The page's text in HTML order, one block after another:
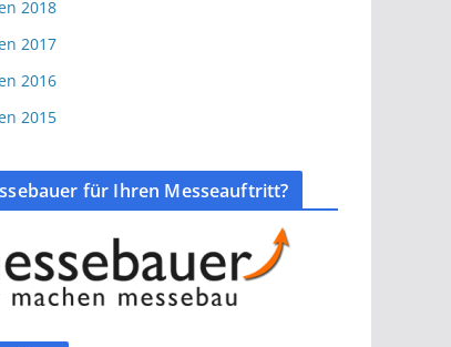
2018
2017
2016
2015
für Ihren Messeauftritt?